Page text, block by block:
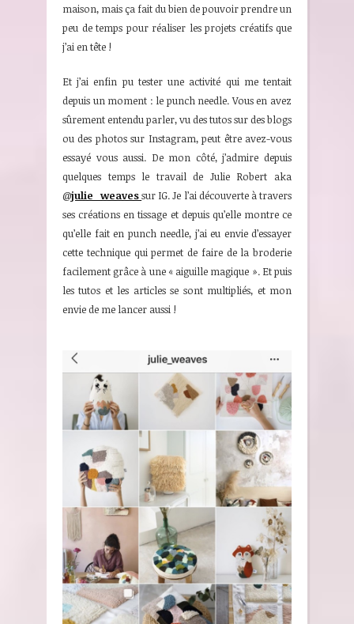
maison, mais ça fait du bien de pouvoir prendre un
peu de temps pour réaliser les projets créatifs que
j’ai en tête !
Et j’ai enfin pu tester une activité qui me tentait
depuis un moment : le punch needle. Vous en avez
sûrement entendu parler, vu des tutos sur des blogs
ou des photos sur Instagram, peut être avez-vous
essayé vous aussi. De mon côté, j’admire depuis
quelques temps le travail de Julie Robert aka
@julie_weavessur IG. Je l’ai découverte à travers
ses créations en tissage et depuis qu’elle montre ce
qu’elle fait en punch needle, j’ai eu envie d’essayer
cette technique qui permet de faire de la broderie
facilement grâce à une « aiguille magique ». Et puis
les tutos et les articles se sont multipliés, et mon
envie de me lancer aussi !